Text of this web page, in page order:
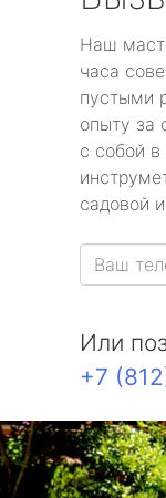
Наш
часа
пустыми
опыту за
с собой
садовой
Или
+7